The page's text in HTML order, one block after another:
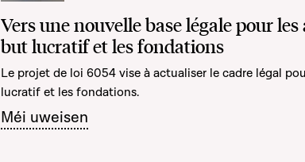
Vers une nouvelle base légale pour
but lucratif et les fondations
Le projet de loi 6054 vise à actualiser le cadre légal
lucratif et les fondations.
Méi uweisen